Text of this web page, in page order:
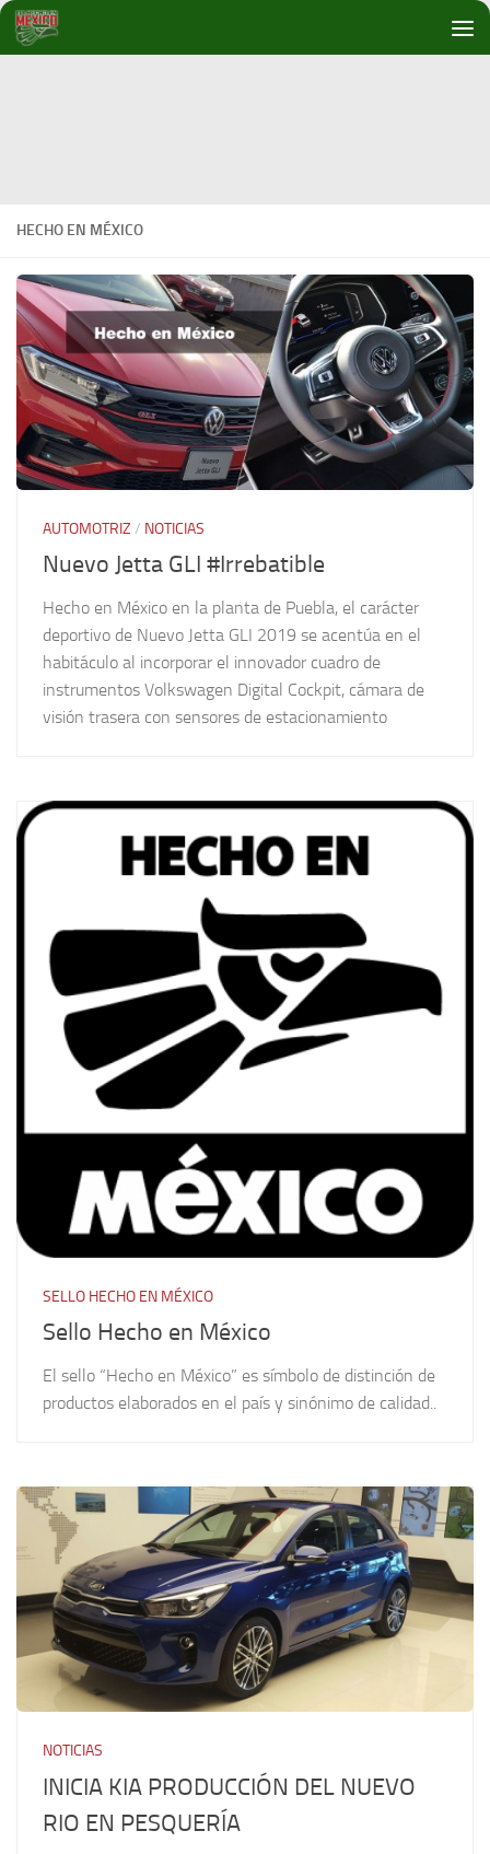
Debajo del contenido
HECHO EN MÉXICO
AUTOMOTRIZ / NOTICIAS
Nuevo Jetta GLI #Irrebatible
Hecho en México en la planta de Puebla, el carácter
deportivo de Nuevo Jetta GLI 2019 se acentúa en el
habitáculo al incorporar el innovador cuadro de
instrumentos Volkswagen Digital Cockpit, cámara de
visión trasera con sensores de estacionamiento
SELLO HECHO EN MÉXICO
Sello Hecho en México
El sello “Hecho en México” es símbolo de distinción de
productos elaborados en el país y sinónimo de calidad..
NOTICIAS
INICIA KIA PRODUCCIÓN DEL NUEVO
RIO EN PESQUERÍA